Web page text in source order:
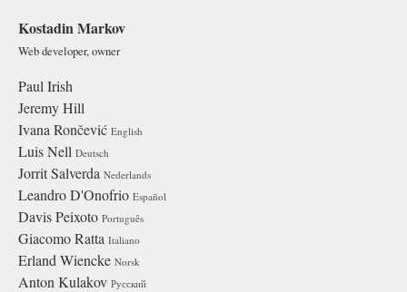
Kostadin Markov
Web developer, owner
Paul Irish
Jeremy Hill
Ivana Rončević English
Luis Nell Deutsch
Jorrit Salverda Nederlands
Leandro D'Onofrio Español
Davis Peixoto Português
Giacomo Ratta Italiano
Erland Wiencke Norsk
Anton Kulakov Русский